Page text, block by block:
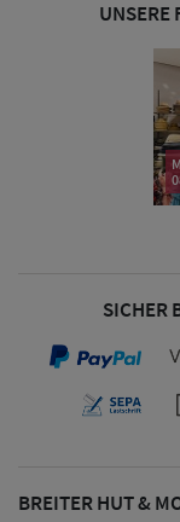
Snapback
Damen Caps
UNSERE
SICHER
BREITER HUT &